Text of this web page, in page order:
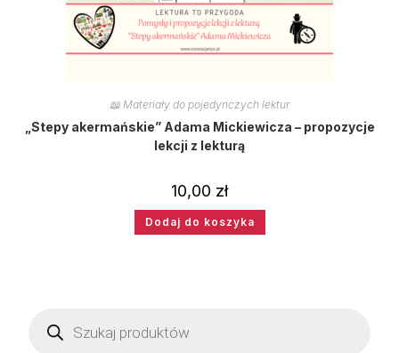
📖 Materiały do pojedynczych lektur
„Stepy akermańskie” Adama Mickiewicza – propozycje
lekcji z lekturą
10,00 zł
Dodaj do koszyka